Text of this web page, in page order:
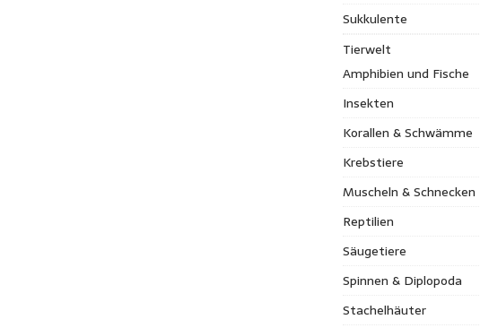
Sukkulente
Tierwelt
Amphibien und Fische
Insekten
Korallen & Schwämme
Krebstiere
Muscheln & Schnecken
Reptilien
Säugetiere
Spinnen & Diplopoda
Stachelhäuter